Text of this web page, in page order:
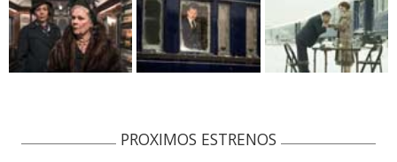
PROXIMOS ESTRENOS